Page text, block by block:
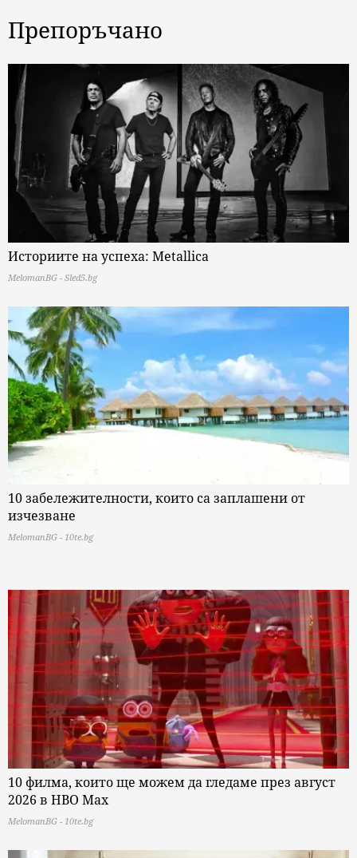
Препоръчано
Историите на успеха: Metallica
MelomanBG - Sled5.bg
10 забележителности, които са заплашени от
изчезване
MelomanBG - 10te.bg
10 филма, които ще можем да гледаме през август
2026 в HBO Max
MelomanBG - 10te.bg